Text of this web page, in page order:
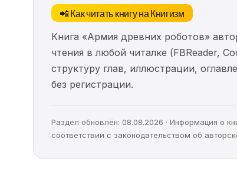
📲 Как читать книгу на Книгизм
Книга «Армия древних роботов»
чтения в любой читалке (FBReader,
структуру глав, иллюстрации,
без регистрации.
Раздел обновлён: 08.08.2026 · Информация о
соответствии с законодательством об